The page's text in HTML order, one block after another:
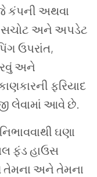
કંપની અથવા
સચોટ અને અપડેટ
ઉપરાંત,
અને
ફરિયાદ
લેવામાં આવે છે.
ઘણા
ફંડ હાઉસ
અને તેમના